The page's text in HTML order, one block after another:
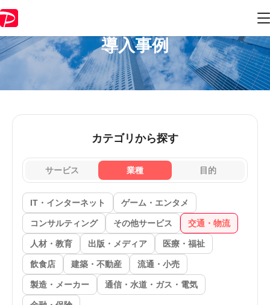
導入事例
カテゴリから探す
サービス 業種 目的
IT・インターネット ゲーム・エンタメ
コンサルティング その他サービス 交通・物流
人材・教育 出版・メディア 医療・福祉
飲食店 建築・不動産 流通・小売
製造・メーカー 通信・水道・ガス・電気